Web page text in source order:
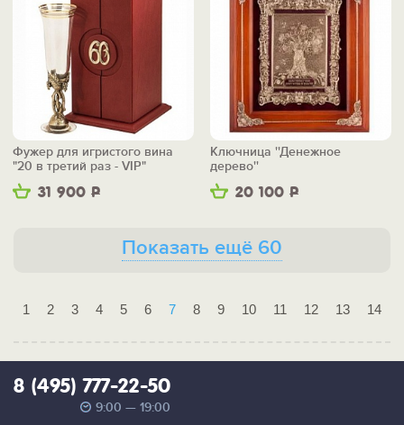
31 900 Р
Фужер для игристого вина
"20 в третий раз - VIP"
20 100 Р
Ключница ''Денежное
дерево''
Показать ещё 60
1 2 3 4 5 6 7 8 9 10 11 12 13 14
8 (495) 777-22-50
9:00 — 19:00